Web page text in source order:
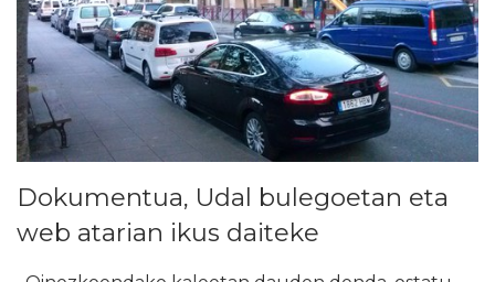
Dokumentua, Udal bulegoetan eta
web atarian ikus daiteke